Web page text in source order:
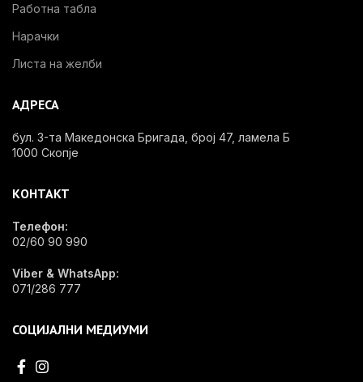
Работна табла
Нарачки
Листа на желби
АДРЕСА
бул. 3-та Македонска Бригада, број 47, ламела Б
1000 Скопје
КОНТАКТ
Телефон:
02/60 90 990
Viber & WhatsApp:
071/286 777
СОЦИЈАЛНИ МЕДИУМИ